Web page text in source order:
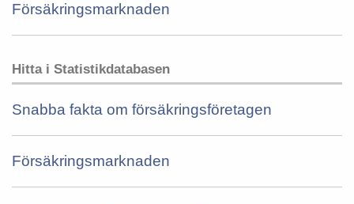
Försäkringsmarknaden
Hitta i Statistikdatabasen
Snabba fakta om försäkringsföretagen
Försäkringsmarknaden